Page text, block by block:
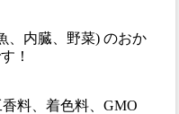
、内臓、野菜) のおか
！
料、着色料、GMO